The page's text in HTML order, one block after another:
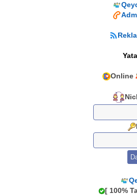
Online
[ 100%